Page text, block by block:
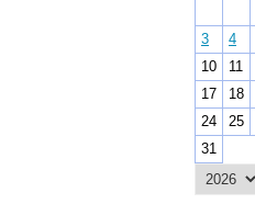
3
4
10
11
17
18
24
25
31